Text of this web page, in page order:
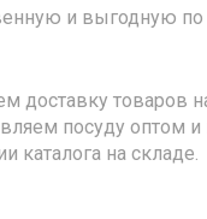
и выгодную
доставку товаров
посуду оптом
каталога на складе.